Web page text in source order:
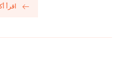
اقرأ